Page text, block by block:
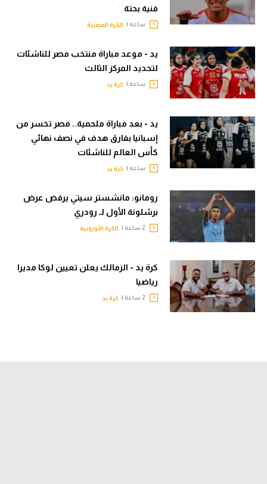
فنية بحتة
ساعة | الكرة المصرية
يد - موعد مباراة منتخب مصر للناشئات
لتحديد المركز الثالث
ساعة | كرة يد
يد - بعد مباراة ملحمية.. مصر تخسر من
إسبانيا بفارق هدف في نصف نهائي
كأس العالم للناشئات
ساعة | كرة يد
رومانو: مانشستر سيتي يرفض عرض
برشلونة الأول لـ رودري
الكرة الأوروبية
كرة يد - الزمالك يعلن تعيين لوكا مديرا
رياضيا
كرة يد